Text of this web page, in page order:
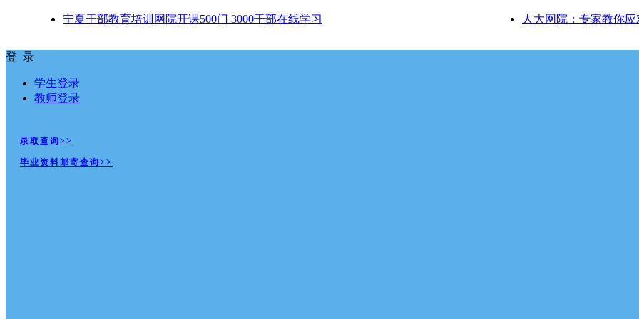
宁夏干部教育培训网院开课500门 3000干部在线学习 人大网院：专家教你
登 录
学生登录
教师登录
录取查询>>
毕业资料邮寄查询>>